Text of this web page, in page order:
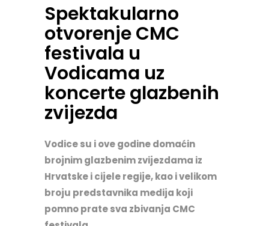
Spektakularno
otvorenje CMC
festivala u
Vodicama uz
koncerte glazbenih
zvijezda
Vodice su i ove godine domaćin
brojnim glazbenim zvijezdama iz
Hrvatske i cijele regije, kao i velikom
broju predstavnika medija koji
pomno prate sva zbivanja CMC